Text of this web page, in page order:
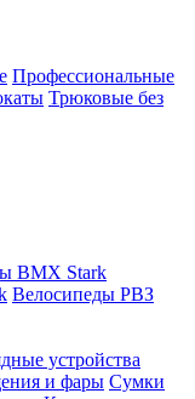
Профессиональные
Трюковые без
BMX Stark
Велосипеды РВЗ
устройства
и фары Сумки